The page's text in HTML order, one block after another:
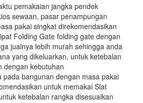
pemakaian jangka pendek
sewaan, pasar penampungan
pakai singkat direkomendasikan
Folding Gate folding gate dengan
jualnya lebih murah sehingga anda
yang dikeluarkan, untuk ketebalan
dengan kebutuhan
pada bangunan dengan masa pakai
untuk memakai Slat
ketebalan rangka disesuaikan